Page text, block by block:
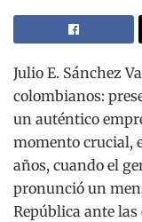
Julio E. Sánchez
colombianos:
un auténtico
momento crucial,
años, cuando el
pronunció un
República ante